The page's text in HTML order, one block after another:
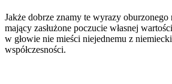
Jakże dobrze znamy te wyrazy
mający zasłużone poczucie własnej
w głowie nie mieści niejednemu z
współczesności.